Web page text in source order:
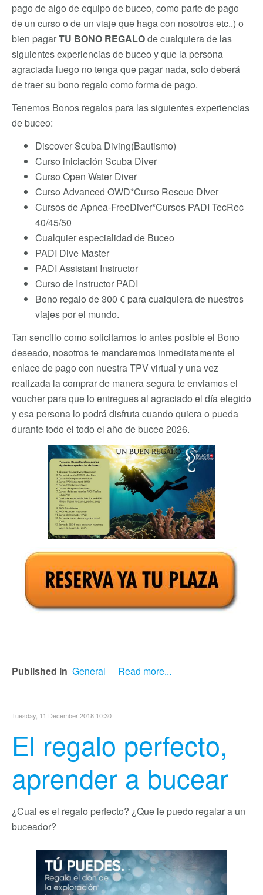
pago de algo de equipo de buceo, como parte de pago
de un curso o de un viaje que haga con nosotros etc..) o
bien pagarTU BONO REGALOde cualquiera de las
siguientes experiencias de buceo y que la persona
agraciada luego no tenga que pagar nada, solo deberá
de traer su bono regalo como forma de pago.
Tenemos Bonos regalos para las siguientes experiencias
de buceo:
Discover Scuba Diving(Bautismo)
Curso iniciación Scuba Diver
Curso Open Water Diver
Curso Advanced OWD*Curso Rescue DIver
Cursos de Apnea-FreeDiver*Cursos PADI TecRec
40/45/50
Cualquier especialidad de Buceo
PADI Dive Master
PADI Assistant Instructor
Curso de Instructor PADI
Bono regalo de 300 € para cualquiera de nuestros
viajes por el mundo.
Tan sencillo como solicitarnos lo antes posible el Bono
deseado, nosotros te mandaremos inmediatamente el
enlace de pago con nuestra TPV virtual y una vez
realizada la comprar de manera segura te enviamos el
voucher para que lo entregues al agraciado el día elegido
y esa persona lo podrá disfruta cuando quiera o pueda
durante todo el todo el año de buceo 2026.
Published in General Read more...
Tuesday, 11 December 2018 10:30
El regalo perfecto,
aprender a bucear
¿Cual es el regalo perfecto? ¿Que le puedo regalar a un
buceador?